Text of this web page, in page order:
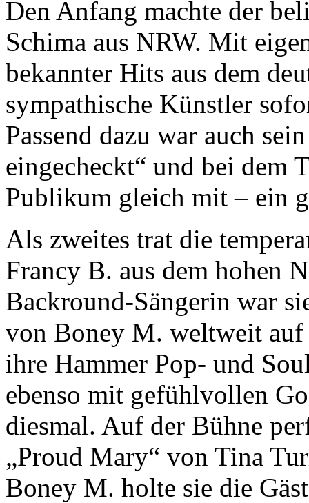
Den Anfang machte der
Schima aus NRW. Mit
bekannter Hits aus dem
sympathische Künstler
Passend dazu war auch
eingecheckt“ und bei dem
Publikum gleich mit – ein
Als zweites trat die
Francy B. aus dem hohen
Backround-Sängerin war
von Boney M. weltweit
ihre Hammer Pop- und
ebenso mit gefühlvollen
diesmal. Auf der Bühne
„Proud Mary“ von Tina
Boney M. holte sie die